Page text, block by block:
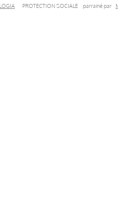
PROTECTION SOCIALE parrainé par